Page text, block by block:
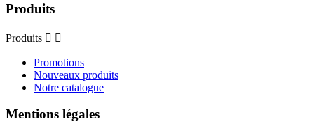
Produits
Produits  
Promotions
Nouveaux produits
Notre catalogue
Mentions légales